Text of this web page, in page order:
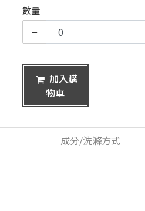
數量
加入購
物車
成分/洗滌方式